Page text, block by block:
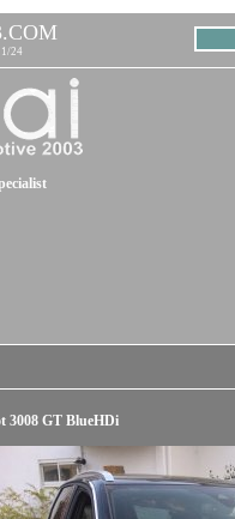
24
3008 GT BlueHDi